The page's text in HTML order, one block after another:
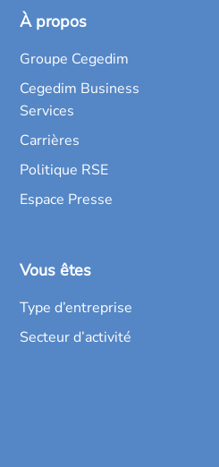
À propos
Groupe Cegedim
Cegedim Business
Services
Carrières
Politique RSE
Espace Presse
Vous êtes
Type d’entreprise
Secteur d’activité